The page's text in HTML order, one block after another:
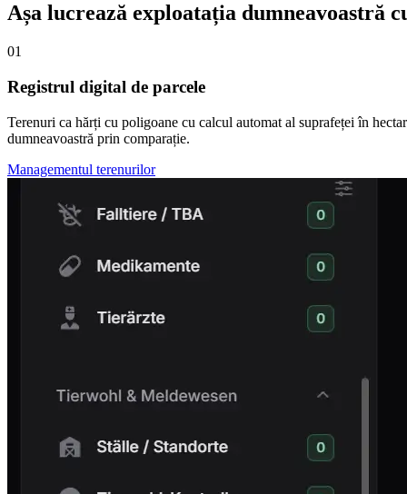
Așa lucrează exploatația dumneavoastră
01
Registrul digital de parcele
Terenuri ca hărți cu poligoane cu calcul automat al suprafeței în
dumneavoastră prin comparație.
Managementul terenurilor